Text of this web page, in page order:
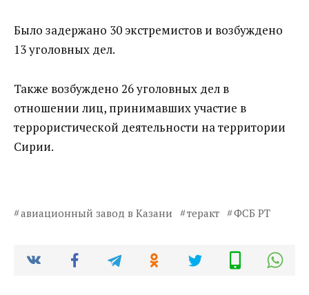
Было задержано 30 экстремистов и возбуждено
13 уголовных дел.
Также возбуждено 26 уголовных дел в
отношении лиц, принимавших участие в
террористической деятельности на территории
Сирии.
авиационный завод в Казани теракт ФСБ РТ